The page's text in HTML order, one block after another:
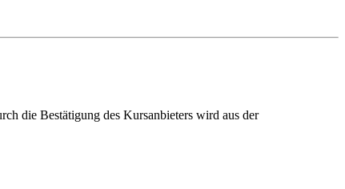
die Bestätigung des Kursanbieters wird aus der